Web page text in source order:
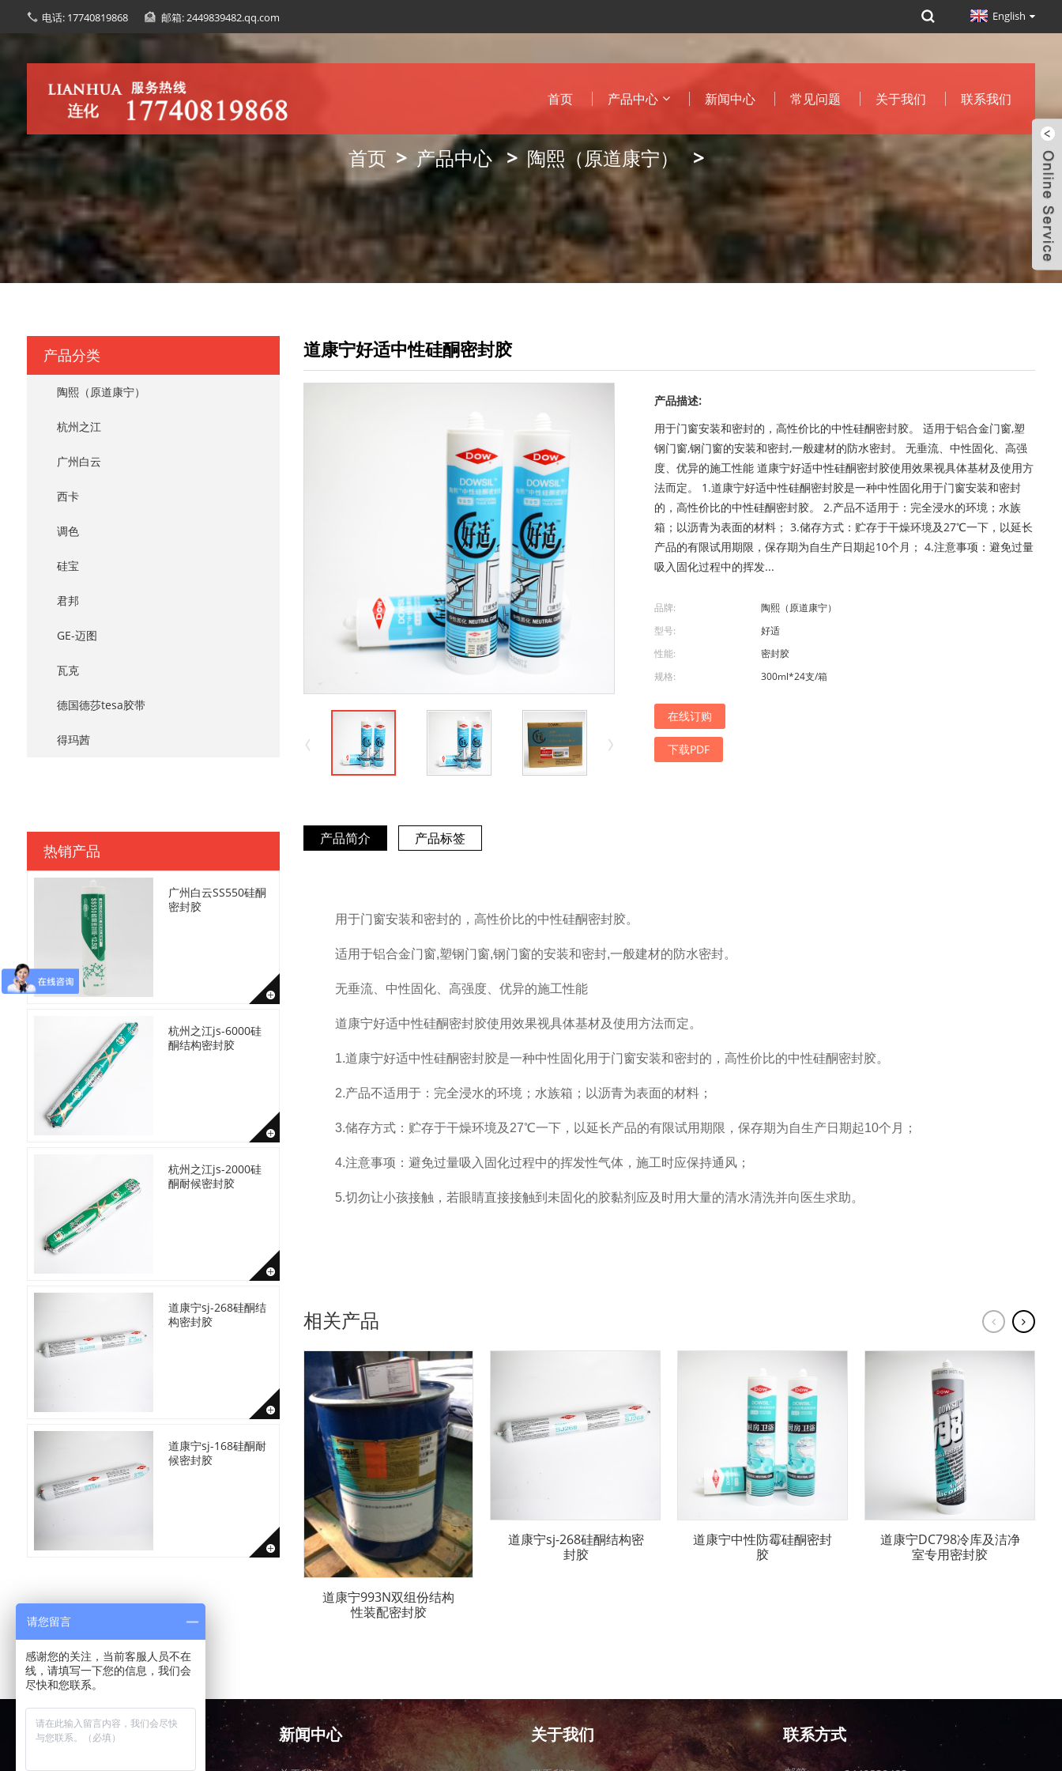
电话: 17740819868 邮箱: 2449839482.qq.com English
首页 产品中心 新闻中心 常见问题 关于我们 联系我们
首页 产品中心 陶熙（原道康宁）
产品分类
陶熙（原道康宁）
杭州之江
广州白云
西卡
调色
硅宝
君邦
GE-迈图
瓦克
德国德莎tesa胶带
得玛茜
热销产品
广州白云SS550硅酮
密封胶
杭州之江js-6000硅
酮结构密封胶
杭州之江js-2000硅
酮耐候密封胶
道康宁sj-268硅酮结
构密封胶
道康宁sj-168硅酮耐
候密封胶
道康宁好适中性硅酮密封胶
产品描述:
用于门窗安装和密封的，高性价比的中性硅酮密封胶。 适用于铝合金门窗,塑
钢门窗,钢门窗的安装和密封,一般建材的防水密封。 无垂流、中性固化、高强
度、优异的施工性能 道康宁好适中性硅酮密封胶使用效果视具体基材及使用方
法而定。 1.道康宁好适中性硅酮密封胶是一种中性固化用于门窗安装和密封
的，高性价比的中性硅酮密封胶。 2.产品不适用于：完全浸水的环境；水族
箱；以沥青为表面的材料； 3.储存方式：贮存于干燥环境及27℃一下，以延长
产品的有限试用期限，保存期为自生产日期起10个月； 4.注意事项：避免过量
吸入固化过程中的挥发...
品牌:
陶熙（原道康宁）
型号:
好适
性能:
密封胶
规格:
300ml*24支/箱
在线订购
下载PDF
产品简介 产品标签
用于门窗安装和密封的，高性价比的中性硅酮密封胶。
适用于铝合金门窗,塑钢门窗,钢门窗的安装和密封,一般建材的防水密封。
无垂流、中性固化、高强度、优异的施工性能
道康宁好适中性硅酮密封胶使用效果视具体基材及使用方法而定。
1.道康宁好适中性硅酮密封胶是一种中性固化用于门窗安装和密封的，高性价比的中性硅酮密封胶。
2.产品不适用于：完全浸水的环境；水族箱；以沥青为表面的材料；
3.储存方式：贮存于干燥环境及27℃一下，以延长产品的有限试用期限，保存期为自生产日期起10个月；
4.注意事项：避免过量吸入固化过程中的挥发性气体，施工时应保持通风；
5.切勿让小孩接触，若眼睛直接接触到未固化的胶黏剂应及时用大量的清水清洗并向医生求助。
相关产品
道康宁993N双组份结构
性装配密封胶
道康宁sj-268硅酮结构密
封胶
道康宁中性防霉硅酮密封
胶
道康宁DC798冷库及洁净
室专用密封胶
产品中心 新闻中心 关于我们 联系方式
请您留言
感谢您的关注，当前客服人员不在
线，请填写一下您的信息，我们会
尽快和您联系。